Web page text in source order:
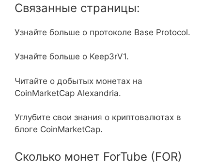
Связанные страницы:
Узнайте больше о протоколе Base Protocol.
Узнайте больше о Keep3rV1.
Читайте о добытых монетах на
CoinMarketCap Alexandria.
Углубите свои знания о криптовалютах в
блоге CoinMarketCap.
Сколько монет ForTube (FOR)